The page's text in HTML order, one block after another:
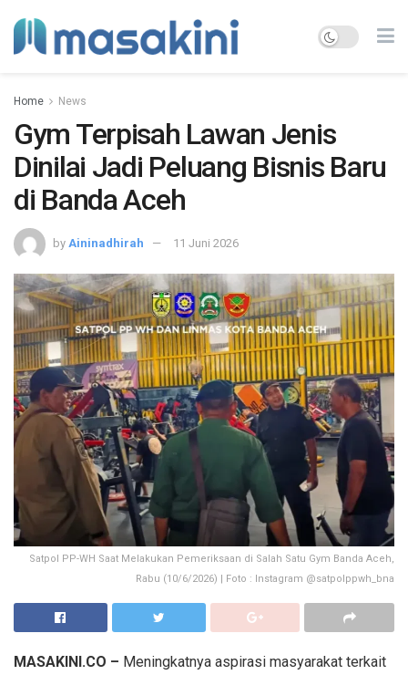
Home News
Gym Terpisah Lawan Jenis
Dinilai Jadi Peluang Bisnis Baru
di Banda Aceh
by Aininadhirah 11 Juni 2026
Satpol PP-WH Saat Melakukan Pemeriksaan di Salah Satu Gym Banda Aceh,
Rabu (10/6/2026) | Foto : Instagram @satpolppwh_bna
MASAKINI.CO – Meningkatnya aspirasi masyarakat terkait